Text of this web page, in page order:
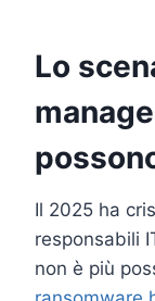
Lo
Il 2025 ha
responsabili
non è più